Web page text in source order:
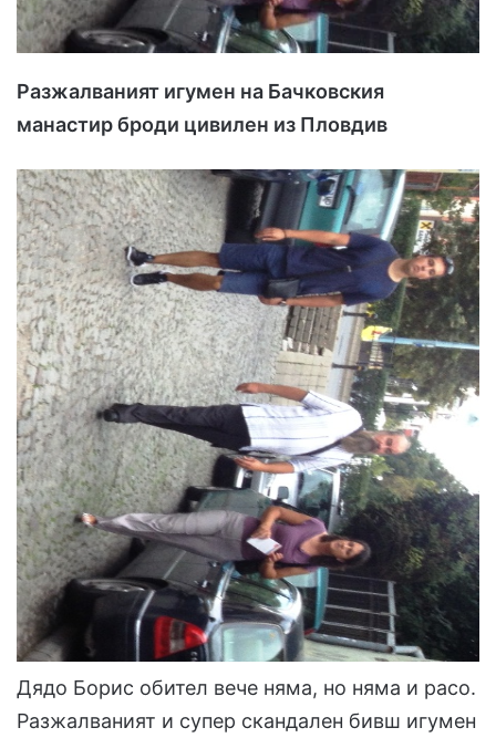
Разжалваният игумен на Бачковския
манастир броди цивилен из Пловдив
Дядо Борис обител вече няма, но няма и расо.
Разжалваният и супер скандален бивш игумен